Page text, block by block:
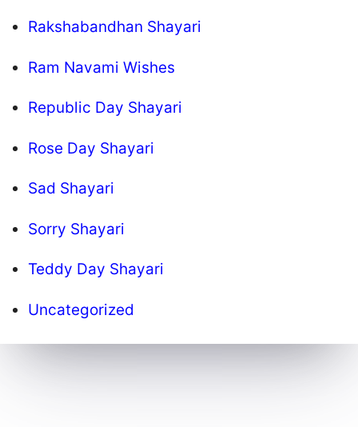
Rakshabandhan Shayari
Ram Navami Wishes
Republic Day Shayari
Rose Day Shayari
Sad Shayari
Sorry Shayari
Teddy Day Shayari
Uncategorized